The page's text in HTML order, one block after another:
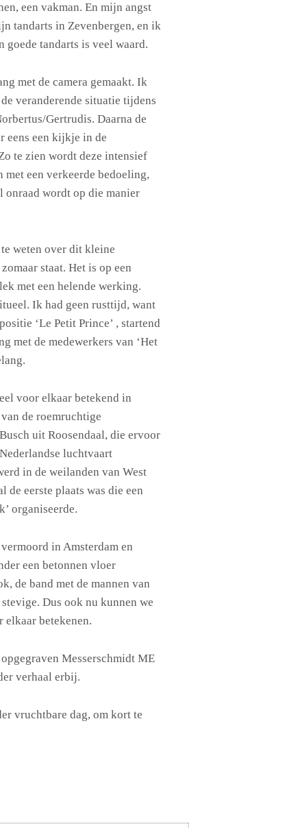
een vakman. En mijn angst
tandarts in Zevenbergen, en ik
goede tandarts is veel waard.
met de camera gemaakt. Ik
veranderende situatie tijdens
Gertrudis. Daarna de
eens een kijkje in de
te zien wordt deze intensief
met een verkeerde bedoeling,
onraad wordt op die manier
weten over dit kleine
staat. Het is op een
met een helende werking.
Ik had geen rusttijd, want
‘Le Petit Prince’ , startend
met de medewerkers van ‘Het
voor elkaar betekend in
de roemruchtige
uit Roosendaal, die ervoor
luchtvaart
in de weilanden van West
de eerste plaats was die een
organiseerde.
in Amsterdam en
een betonnen vloer
de band met de mannen van
Dus ook nu kunnen we
elkaar betekenen.
Messerschmidt ME
verhaal erbij.
vruchtbare dag, om kort te